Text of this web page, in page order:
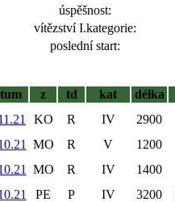
úspěšnost:
vítězství I.kategorie:
poslední start:
z td kat délka
KO R IV 2900
MO R V 1200
MO R IV 1400
PE P IV 3200